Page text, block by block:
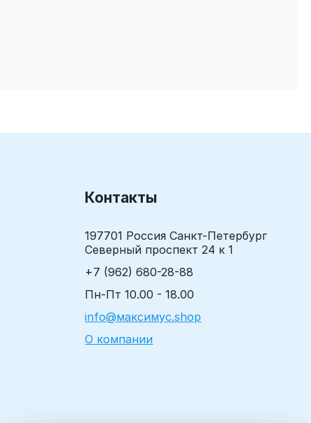
Контакты
197701 Россия Санкт-Петербург
Северный проспект 24 к 1
+7 (962) 680-28-88
Пн-Пт 10.00 - 18.00
info@максимус.shop
О компании